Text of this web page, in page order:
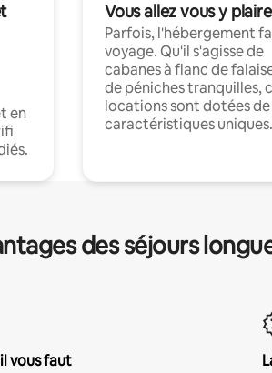
en
Vous allez vous y plaire
Parfois, l'hébergement
voyage. Qu'il s'agisse de
cabanes à flanc de
de péniches tranquilles,
locations sont dotées de
caractéristiques uniques.
des séjours
vous faut